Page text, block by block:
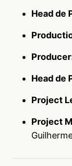
Head de
Head de
Project
Project